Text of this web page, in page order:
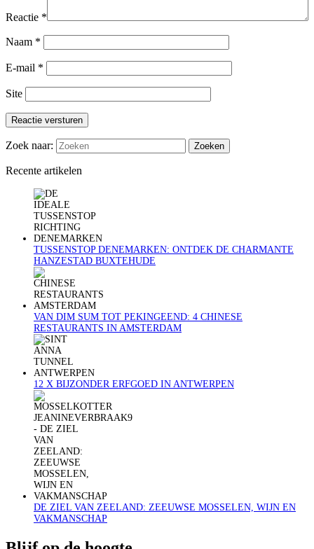
Reactie *
Naam *
E-mail *
Site
Reactie versturen
Zoek naar:
Recente artikelen
TUSSENSTOP DENEMARKEN: ONTDEK DE CHARMANTE
HANZESTAD BUXTEHUDE
VAN DIM SUM TOT PEKINGEEND: 4 CHINESE
RESTAURANTS IN AMSTERDAM
12 X BIJZONDER ERFGOED IN ANTWERPEN
DE ZIEL VAN ZEELAND: ZEEUWSE MOSSELEN, WIJN EN
VAKMANSCHAP